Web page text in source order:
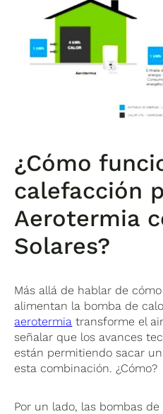
¿Cómo
calefacción
Aerotermia
Solares?
Más allá de hablar de
alimentan la bomba de
aerotermia transforme el
señalar que los avances
están permitiendo sacar
esta combinación. ¿Cómo?
Por un lado, las bombas